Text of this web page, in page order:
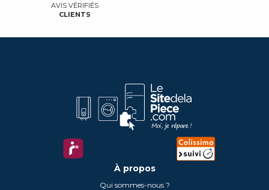
AVIS VÉRIFIÉS
CLIENTS
À propos
Qui sommes-nous ?